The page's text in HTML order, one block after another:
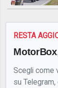
RESTA
MotorBox
Scegli come
su